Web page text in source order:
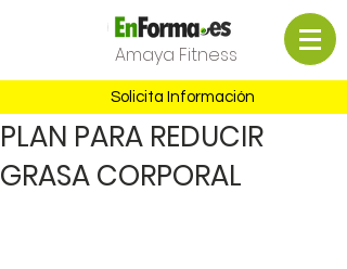
Amaya Fitness
Solicita Información
PLAN PARA REDUCIR
GRASA CORPORAL